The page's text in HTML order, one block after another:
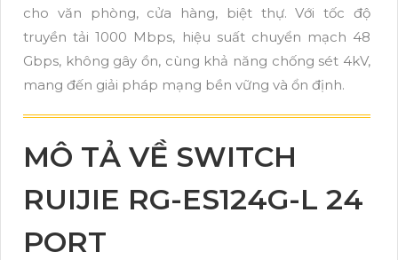
cho văn phòng, cửa hàng, biệt thự. Với tốc độ
truyền tải 1000 Mbps, hiệu suất chuyển mạch 48
Gbps, không gây ồn, cùng khả năng chống sét 4kV,
mang đến giải pháp mạng bền vững và ổn định.
MÔ TẢ VỀ SWITCH
RUIJIE RG-ES124G-L 24
PORT